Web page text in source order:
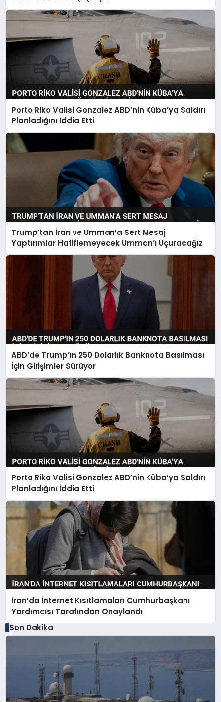
Porto Riko Valisi Gonzalez ABD’nin Küba’ya Saldırı
Planladığını İddia Etti
Trump’tan İran ve Umman’a Sert Mesaj
Yaptırımlar Hafiflemeyecek Umman’ı Uçuracağız
ABD’de Trump’ın 250 Dolarlık Banknota Basılması
İçin Girişimler Sürüyor
Porto Riko Valisi Gonzalez ABD’nin Küba’ya Saldırı
Planladığını İddia Etti
İran’da İnternet Kısıtlamaları Cumhurbaşkanı
Yardımcısı Tarafından Onaylandı
Son Dakika